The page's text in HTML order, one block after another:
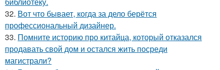
32. Вот что бывает, когда за дело берётся
профессиональный дизайнер.
33. Помните историю про китайца, который отказался
продавать свой дом и остался жить посреди
магистрали?